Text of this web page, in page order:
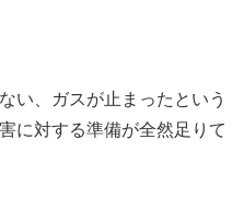
い、ガスが止まったという
に対する準備が全然足りて